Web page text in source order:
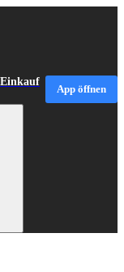
App öffnen